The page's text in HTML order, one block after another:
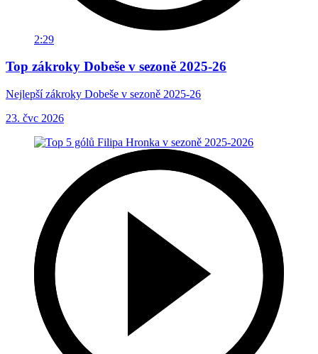
2:29
Top zákroky Dobeše v sezoně 2025-26
Nejlepší zákroky Dobeše v sezoně 2025-26
23. čvc 2026